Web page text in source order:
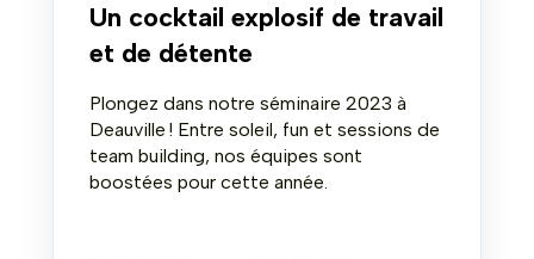
Un cocktail explosif de travail
et de détente
Plongez dans notre séminaire 2023 à
Deauville ! Entre soleil, fun et sessions de
team building, nos équipes sont
boostées pour cette année.